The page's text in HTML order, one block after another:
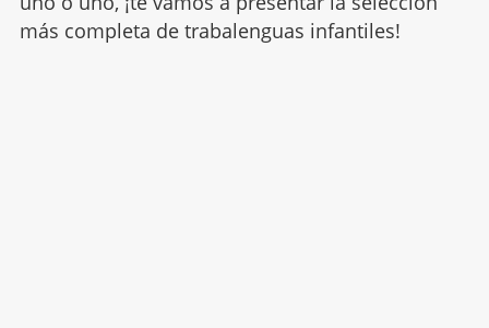
más completa de trabalenguas infantiles!